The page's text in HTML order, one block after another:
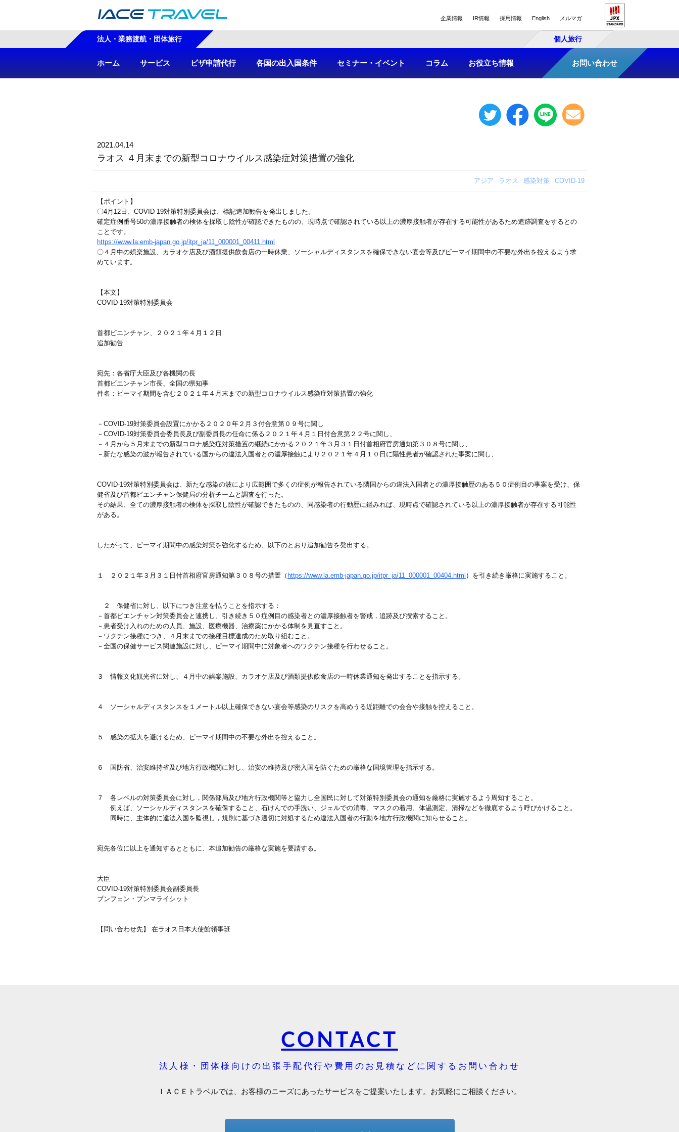
企業情報 IR情報 採用情報 English メルマガ
法人・業務渡航・団体旅行 個人旅行
ホーム サービス ビザ申請代行 各国の出入国条件 セミナー・イベント コラム お役立ち情報 お問い合わせ
2021.04.14
ラオス ４月末までの新型コロナウイルス感染症対策措置の強化
アジア ラオス 感染対策 COVID-19
【ポイント】
〇4月12日、COVID-19対策特別委員会は、標記追加勧告を発出しました。
確定症例番号50の濃厚接触者の検体を採取し陰性が確認できたものの、現時点で確認されている以上の濃厚接触者が存在する可能性があるため追跡調査をするとの
ことです。
https://www.la.emb-japan.go.jp/itpr_ja/11_000001_00411.html
〇４月中の娯楽施設、カラオケ店及び酒類提供飲食店の一時休業、ソーシャルディスタンスを確保できない宴会等及びピーマイ期間中の不要な外出を控えるよう求
めています。
【本文】
COVID-19対策特別委員会
首都ビエンチャン、２０２１年４月１２日
追加勧告
宛先：各省庁大臣及び各機関の長
首都ビエンチャン市長、全国の県知事
件名：ピーマイ期間を含む２０２１年４月末までの新型コロナウイルス感染症対策措置の強化
－COVID-19対策委員会設置にかかる２０２０年２月３付合意第０９号に関し
－COVID-19対策委員会委員長及び副委員長の任命に係る２０２１年４月１日付合意第２２号に関し、
－４月から５月末までの新型コロナ感染症対策措置の継続にかかる２０２１年３月３１日付首相府官房通知第３０８号に関し、
－新たな感染の波が報告されている国からの違法入国者との濃厚接触により２０２１年４月１０日に陽性患者が確認された事案に関し、
COVID-19対策特別委員会は、新たな感染の波により広範囲で多くの症例が報告されている隣国からの違法入国者との濃厚接触歴のある５０症例目の事案を受け、保
健省及び首都ビエンチャン保健局の分析チームと調査を行った。
その結果、全ての濃厚接触者の検体を採取し陰性が確認できたものの、同感染者の行動歴に鑑みれば、現時点で確認されている以上の濃厚接触者が存在する可能性
がある。
したがって、ピーマイ期間中の感染対策を強化するため、以下のとおり追加勧告を発出する。
１ ２０２１年３月３１日付首相府官房通知第３０８号の措置（ https://www.la.emb-japan.go.jp/itpr_ja/11_000001_00404.html ）を引き続き厳格に実施すること。
２ 保健省に対し、以下につき注意を払うことを指示する：
－首都ビエンチャン対策委員会と連携し、引き続き５０症例目の感染者との濃厚接触者を警戒，追跡及び捜索すること。
－患者受け入れのための人員、施設、医療機器、治療薬にかかる体制を見直すこと。
－ワクチン接種につき、４月末までの接種目標達成のため取り組むこと。
－全国の保健サービス関連施設に対し、ピーマイ期間中に対象者へのワクチン接種を行わせること。
３ 情報文化観光省に対し、４月中の娯楽施設、カラオケ店及び酒類提供飲食店の一時休業通知を発出することを指示する。
４ ソーシャルディスタンスを１メートル以上確保できない宴会等感染のリスクを高めうる近距離での会合や接触を控えること。
５ 感染の拡大を避けるため、ピーマイ期間中の不要な外出を控えること。
６ 国防省、治安維持省及び地方行政機関に対し、治安の維持及び密入国を防ぐための厳格な国境管理を指示する。
７ 各レベルの対策委員会に対し，関係部局及び地方行政機関等と協力し全国民に対して対策特別委員会の通知を厳格に実施するよう周知すること。
例えば、ソーシャルディスタンスを確保すること、石けんでの手洗い、ジェルでの消毒、マスクの着用、体温測定、清掃などを徹底するよう呼びかけること。
同時に、主体的に違法入国を監視し，規則に基づき適切に対処するため違法入国者の行動を地方行政機関に知らせること。
宛先各位に以上を通知するとともに、本追加勧告の厳格な実施を要請する。
大臣
COVID-19対策特別委員会副委員長
ブンフェン・プンマライシット
【問い合わせ先】 在ラオス日本大使館領事班
CONTACT
法人様・団体様向けの出張手配代行や費用のお見積などに関するお問い合わせ
ＩＡＣＥトラベルでは、お客様のニーズにあったサービスをご提案いたします。お気軽にご相談ください。